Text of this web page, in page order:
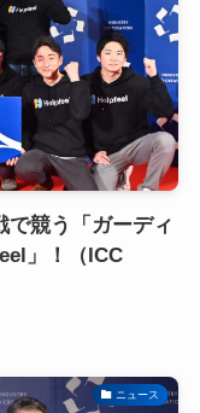
で競う「ガーディ
」！（ICC
ニュース